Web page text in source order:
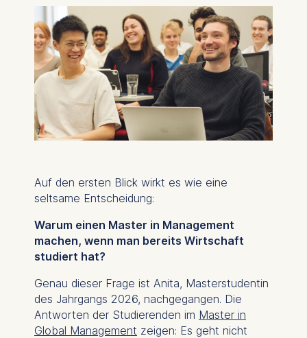
Auf den ersten Blick wirkt es wie eine
seltsame Entscheidung:
Warum einen Master in Management
machen, wenn man bereits Wirtschaft
studiert hat?
Genau dieser Frage ist Anita, Masterstudentin
des Jahrgangs 2026, nachgegangen. Die
Antworten der Studierenden im Master in
Global Management zeigen: Es geht nicht